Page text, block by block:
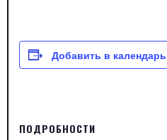
Добавить в календарь
ПОДРОБНОСТИ